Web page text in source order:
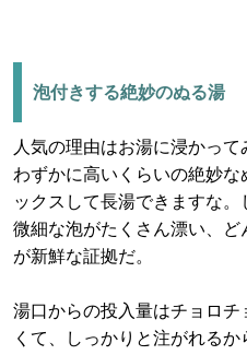
泡付きする絶妙のぬる湯
人気の理由はお湯に浸かっ
わずかに高いくらいの絶妙
ックスして長湯できますな
微細な泡がたくさん漂い、
が新鮮な証拠だ。
湯口からの投入量はチョロ
くて、しっかりと注がれる